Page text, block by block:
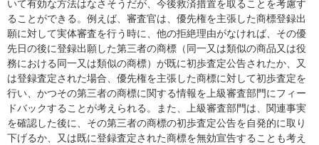
いて有効な方法はなさそうだが、今後救済措置を取ることを考慮す
ることができる。例えば、審査官は、優先権を主張した商標登録出
願に対して実体審査を行う時に、他の拒絶理由がなければ、その優
先日の後に登録出願した第三者の商標（同一又は類似の商品又は役
務における同一又は類似の商標）が既に初歩査定公告されたか、又
は登録査定された場合、優先権を主張した商標に対して初歩査定を
行い、かつその第三者の商標に関する情報を上級審査部門にフィー
ドバックすることが考えられる。また、上級審査部門は、関連事実
を確認した後に、その第三者の商標の初歩査定公告を自発的に取り
下げるか、又は既に登録査定された商標を無効宣告することも考え